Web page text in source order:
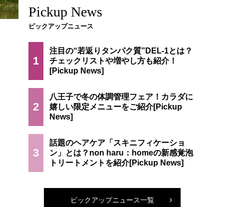
Pickup News
ピックアップニュース
1
注目の“若返りタンパク質”DEL-1とは？
チェックリストや増やし方も紹介！
2
八王子で冬の体調管理フェア！カラダに
嬉しい限定メニューをご紹介
3
話題のヘアケア「スキニフィケーショ
ン」とは？non haru：homeの新感覚泡
トリートメントを紹介
ピックアップニュース一覧